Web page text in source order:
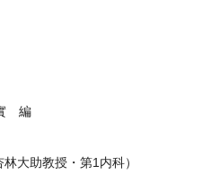
編
林大助教授・第1内科）